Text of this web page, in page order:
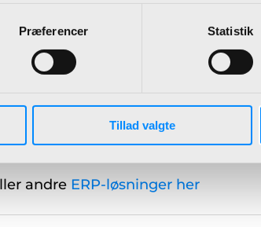
Præferencer Statistik
Tillad valgte
365 Business Central
er der 4 oversigter med
andre ERP-løsninger her